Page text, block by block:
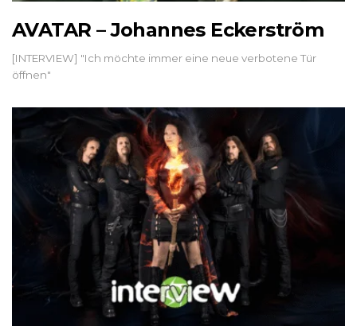
AVATAR – Johannes Eckerström
[INTERVIEW] "Ich möchte immer eine neue verbotene Tür
öffnen"